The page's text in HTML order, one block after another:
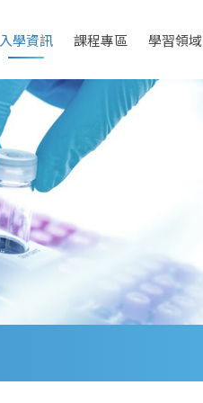
入學資訊 課程專區 學習領域